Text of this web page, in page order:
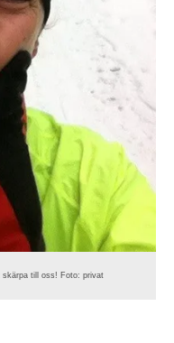
till oss! Foto: privat